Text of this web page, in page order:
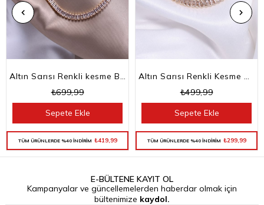
Altın Sarısı Renkli kesme Baget Taşlı Su Yolu Choker Kolye
₺699,99
TÜM ÜRÜNLERDE %40 İNDİRİM ₺419,99
Sepete Ekle
Altın Sarısı Renkli Kesme Baget Taşlı Su Yolu Bileklik
₺499,99
TÜM ÜRÜNLERDE %40 İNDİRİM ₺299,99
Sepete Ekle
E-BÜLTENE KAYIT OL
Kampanyalar ve güncellemelerden haberdar olmak için
bültenimize kaydol.